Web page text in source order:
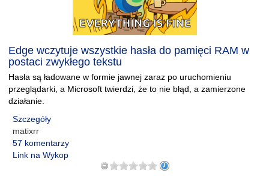
Edge wczytuje wszystkie hasła do pamięci RAM w
postaci zwykłego tekstu
Hasła są ładowane w formie jawnej zaraz po uruchomieniu
przeglądarki, a Microsoft twierdzi, że to nie błąd, a zamierzone
działanie.
Szczegóły
matixrr
57 komentarzy
Link na Wykop